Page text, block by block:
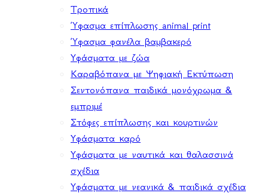
Τροπικά
Ύφασμα επίπλωσης animal print
Ύφασμα φανέλα βαμβακερό
Υφάσματα με ζώα
Καραβόπανα με Ψηφιακή Εκτύπωση
Σεντονόπανα παιδικά μονόχρωμα &
εμπριμέ
Στόφες επίπλωσης και κουρτινών
Υφάσματα καρό
Υφάσματα με ναυτικά και θαλασσινά
σχέδια
Υφάσματα με νεανικά & παιδικά σχέδια